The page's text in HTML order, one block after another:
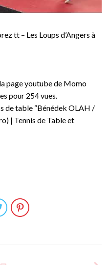
tt – Les Loups d’Angers à
page youtube de Momo
pour 254 vues.
de table “Bénédek OLAH /
| Tennis de Table et